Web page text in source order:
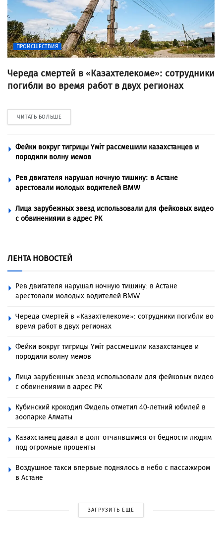
ПРОИСШЕСТВИЯ
Череда смертей в «Казахтелекоме»: сотрудники
погибли во время работ в двух регионах
ЧИТАТЬ БОЛЬШЕ
Фейки вокруг тигрицы Үміт рассмешили казахстанцев и
породили волну мемов
Рев двигателя нарушал ночную тишину: в Астане
арестовали молодых водителей BMW
Лица зарубежных звезд использовали для фейковых видео
с обвинениями в адрес РК
ЛЕНТА НОВОСТЕЙ
Рев двигателя нарушал ночную тишину: в Астане
арестовали молодых водителей BMW
Череда смертей в «Казахтелекоме»: сотрудники погибли во
время работ в двух регионах
Фейки вокруг тигрицы Үміт рассмешили казахстанцев и
породили волну мемов
Лица зарубежных звезд использовали для фейковых видео
с обвинениями в адрес РК
Кубинский крокодил Фидель отметил 40-летний юбилей в
зоопарке Алматы
Казахстанец давал в долг отчаявшимся от бедности людям
под огромные проценты
Воздушное такси впервые поднялось в небо с пассажиром
в Астане
ЗАГРУЗИТЬ ЕЩЕ